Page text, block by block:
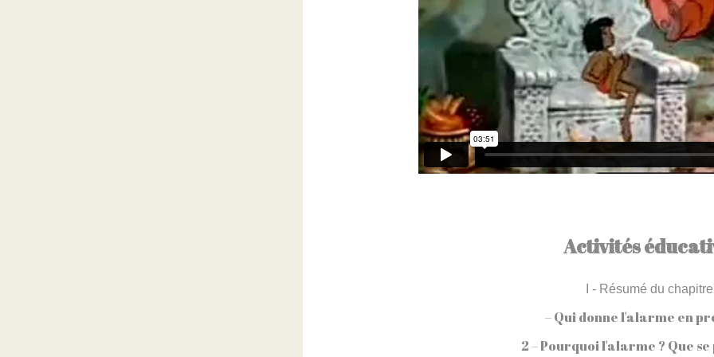
Activités
I - Résumé du chapitre
– Qui donne l'alarme en
2 – Pourquoi l'alarme ? Que